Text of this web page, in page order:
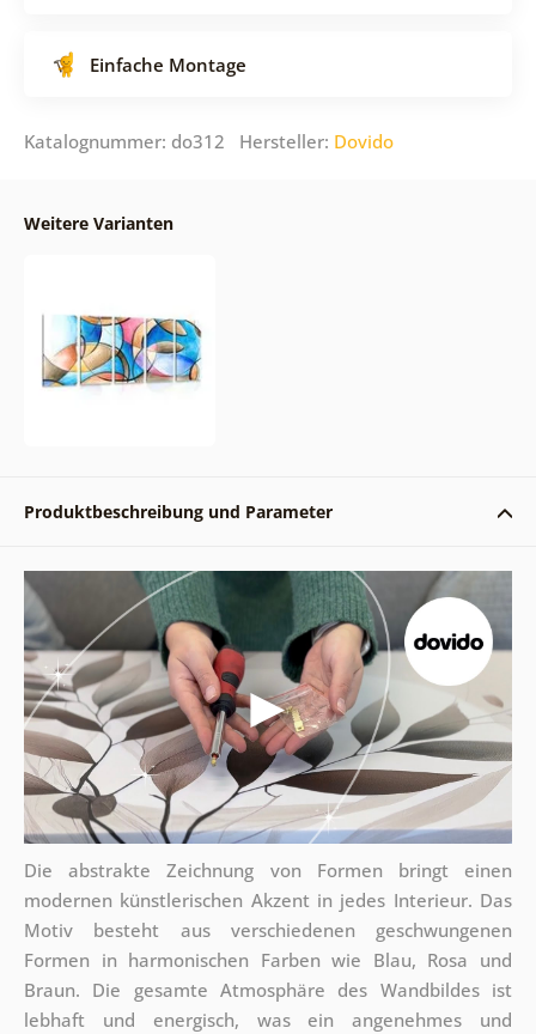
Einfache Montage
Katalognummer: do312 Hersteller: Dovido
Weitere Varianten
Produktbeschreibung und Parameter
Die abstrakte Zeichnung von Formen bringt einen
modernen künstlerischen Akzent in jedes Interieur. Das
Motiv besteht aus verschiedenen geschwungenen
Formen in harmonischen Farben wie Blau, Rosa und
Braun. Die gesamte Atmosphäre des Wandbildes ist
lebhaft und energisch, was ein angenehmes und